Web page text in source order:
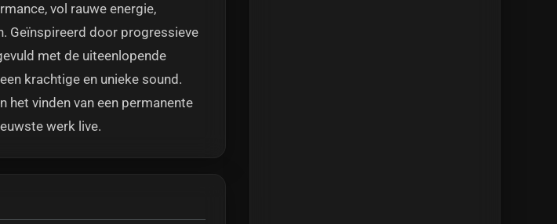
vol rauwe energie,
Geïnspireerd door progressieve
met de uiteenlopende
krachtige en unieke sound.
het vinden van een permanente
werk live.